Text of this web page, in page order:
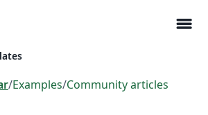
menu
/Examples/Community articles